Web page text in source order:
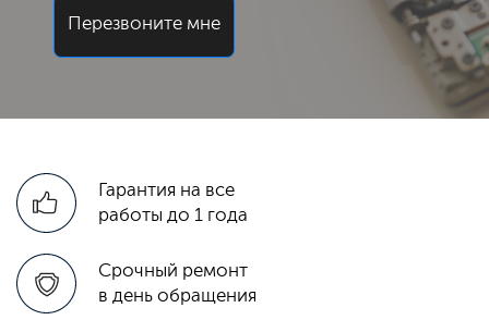
Перезвоните мне
Гарантия на все
работы до 1 года
Срочный ремонт
в день обращения